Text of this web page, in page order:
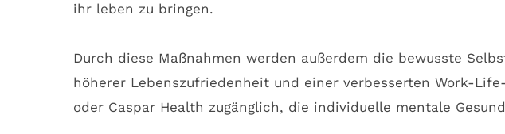
Durch diese Maßnahmen werden außerdem die bewusste
höherer Lebenszufriedenheit und einer verbesserten Work-
oder Caspar Health zugänglich, die individuelle mentale